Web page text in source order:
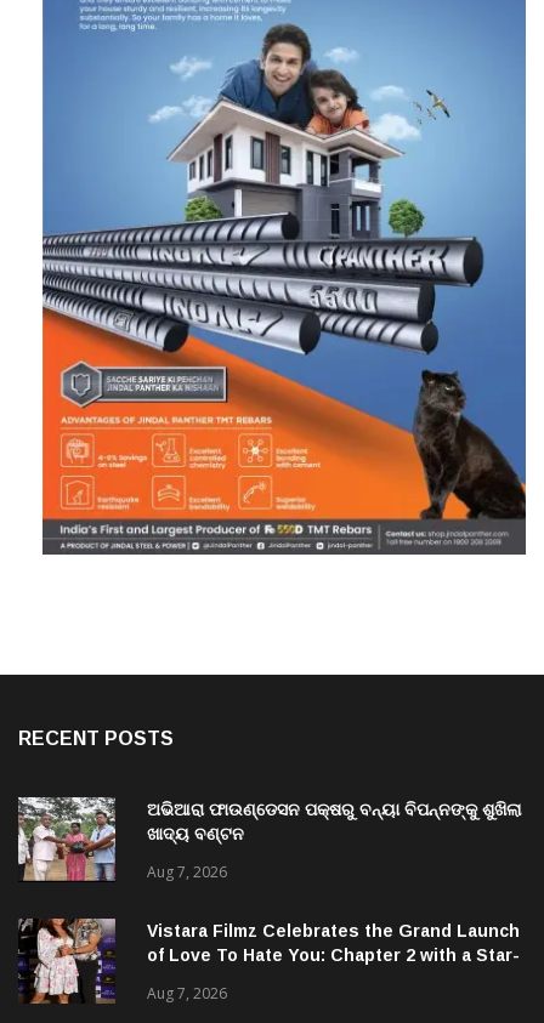
RECENT POSTS
ଅଭିଆରା ଫାଉଣ୍ଡେସନ ପକ୍ଷରୁ ବନ୍ୟା ବିପନ୍ନଙ୍କୁ ଶୁଖିଲା
ଖାଦ୍ୟ ବଣ୍ଟନ
Aug 7, 2026
Vistara Filmz Celebrates the Grand Launch
of Love To Hate You: Chapter 2 with a Star-
Aug 7, 2026